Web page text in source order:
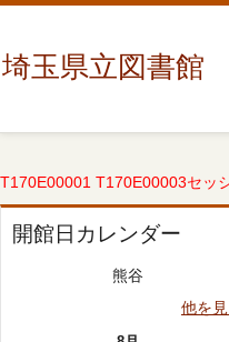
埼玉県立図書館
T170E00001 T170E00003セッ
開館日カレンダー
熊谷
他を